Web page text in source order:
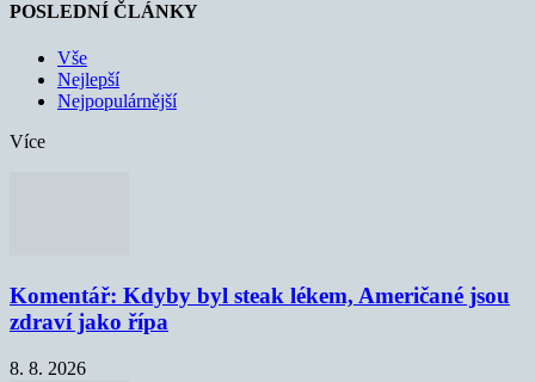
POSLEDNÍ ČLÁNKY
Vše
Nejlepší
Nejpopulárnější
Více
Komentář: Kdyby byl steak lékem, Američané jsou
zdraví jako řípa
8. 8. 2026